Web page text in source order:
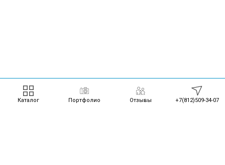
Каталог Портфолио Отзывы +7(812)509-34-07